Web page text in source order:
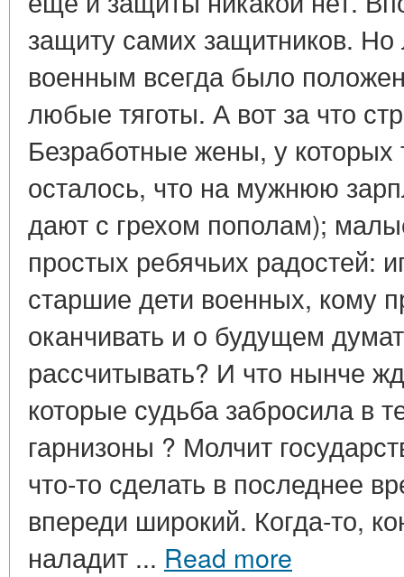
защиту самих защитников.
военным всегда было
любые тяготы. А вот за что
Безработные жены, у
осталось, что на мужнюю
дают с грехом пополам);
простых ребячьих радостей:
старшие дети военных, кому
оканчивать и о будущем
рассчитывать? И что нынче
которые судьба забросила в
гарнизоны ? Молчит
что-то сделать в последнее
впереди широкий. Когда-то,
наладит ... Read more